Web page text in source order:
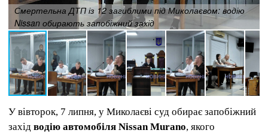
Смертельна ДТП із 12 загиблими під Миколаєвом: водію
Nissan обирають запобіжний захід
У вівторок, 7 липня, у Миколаєві суд обирає запобіжний
захід водію автомобіля Nissan Murano, якого